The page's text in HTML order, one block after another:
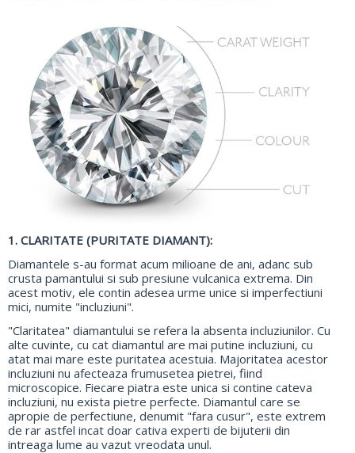
1. CLARITATE (PURITATE DIAMANT):
Diamantele s-au format acum milioane de ani, adanc sub
crusta pamantului si sub presiune vulcanica extrema. Din
acest motiv, ele contin adesea urme unice si imperfectiuni
mici, numite "incluziuni".
"Claritatea" diamantului se refera la absenta incluziunilor. Cu
alte cuvinte, cu cat diamantul are mai putine incluziuni, cu
atat mai mare este puritatea acestuia. Majoritatea acestor
incluziuni nu afecteaza frumusetea pietrei, fiind
microscopice. Fiecare piatra este unica si contine cateva
incluziuni, nu exista pietre perfecte. Diamantul care se
apropie de perfectiune, denumit "fara cusur", este extrem
de rar astfel incat doar cativa experti de bijuterii din
intreaga lume au vazut vreodata unul.